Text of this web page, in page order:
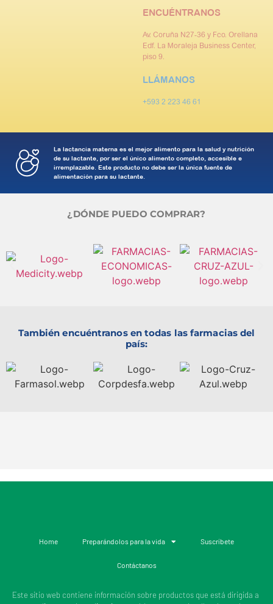
ENCUÉNTRANOS
Av. Coruña N27-36 y Fco. Orellana
Edf. La Moraleja Business Center,
piso 9.
LLÁMANOS
+593 2 223 46 61
La lactancia materna es el mejor alimento para la salud y nutrición
de su lactante, por ser el único alimento completo, accesible e
irremplazable. Este producto no debe ser la única fuente de
alimentación para su lactante.
¿DÓNDE PUEDO COMPRAR?
También encuéntranos en todas las farmacias del
país:
Home Preparándolos para la vida Suscríbete
Contáctanos
Este sitio web contiene información sobre productos que está dirigida a